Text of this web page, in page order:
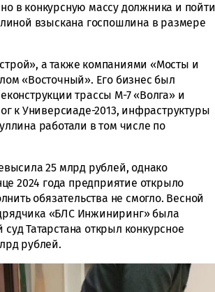
в конкурсную массу должника и пойти
взыскана госпошлина в размере
а также компаниями «Мосты и
«Восточный». Его бизнес был
трассы М-7 «Волга» и
к Универсиаде-2013, инфраструктуры
работали в том числе по
25 млрд рублей, однако
2024 года предприятие открыло
обязательства не смогло. Весной
«БЛС Инжиниринг» была
Татарстана открыл конкурсное
рублей.